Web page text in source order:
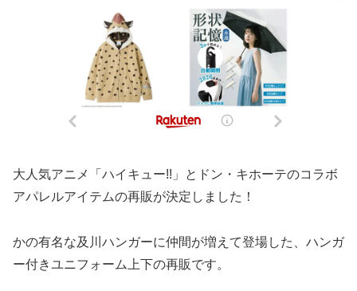
大人気アニメ「ハイキュー!!」とドン・キホーテのコラボ
アパレルアイテムの再販が決定しました！
かの有名な及川ハンガーに仲間が増えて登場した、ハンガ
ー付きユニフォーム上下の再販です。